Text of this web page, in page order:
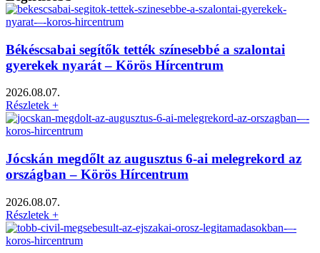
Békéscsabai segítők tették színesebbé a szalontai
gyerekek nyarát – Körös Hírcentrum
2026.08.07.
Részletek +
Jócskán megdőlt az augusztus 6-ai melegrekord az
országban – Körös Hírcentrum
2026.08.07.
Részletek +